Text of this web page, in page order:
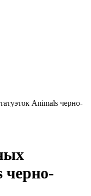
Animals черно-
черно-